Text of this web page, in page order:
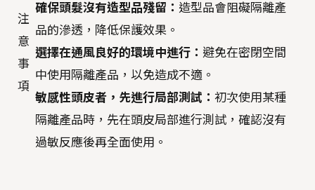
注
意
事
項
確保頭髮沒有造型品殘留： 造型品會阻礙隔離產
品的滲透，降低保護效果。
選擇在通風良好的環境中進行： 避免在密閉空間
中使用隔離產品，以免造成不適。
敏感性頭皮者，先進行局部測試： 初次使用某種
隔離產品時，先在頭皮局部進行測試，確認沒有
過敏反應後再全面使用。